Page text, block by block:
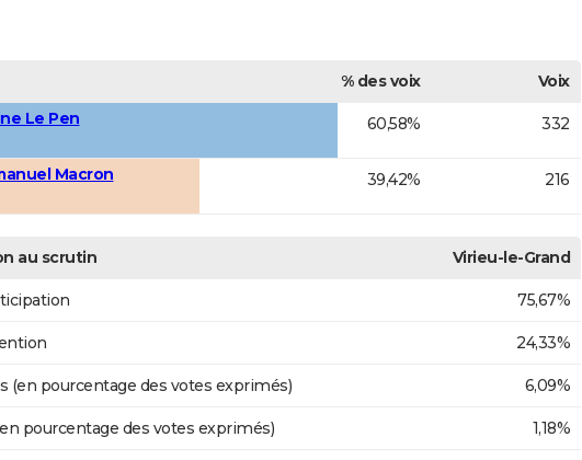
% des voix
Voix
Le Pen
60,58% 332
Macron 39,42% 216
au scrutin Virieu-le-Grand
75,67%
24,33%
(en pourcentage des votes exprimés) 6,09%
pourcentage des votes exprimés) 1,18%